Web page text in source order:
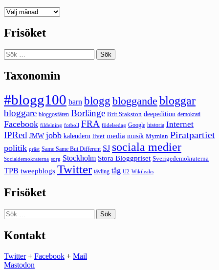
Deepedition
Frisöket
Sök
efter:
Taxonomin
#blogg100 barn blogg bloggande bloggar
bloggare bloggosfären Borlänge Brit Stakston deepedition demokrati
Facebook fildelning fotboll FRA födelsedag Google historia Internet
IPRed JMW jobb kalendern livet media musik Mymlan Piratpartiet
politik präst Same Same But Different SJ sociala medier
Socialdemokraterna sorg Stockholm Stora Bloggpriset Sverigedemokraterna
TPB tweepblogs Twitter tävling tåg U2 Wikileaks
Frisöket
Sök
efter:
Kontakt
Twitter+ Facebook + Mail
Mastodon